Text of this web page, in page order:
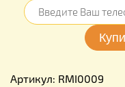
Артикул: RMI0009